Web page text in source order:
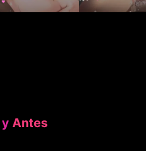
y Antes